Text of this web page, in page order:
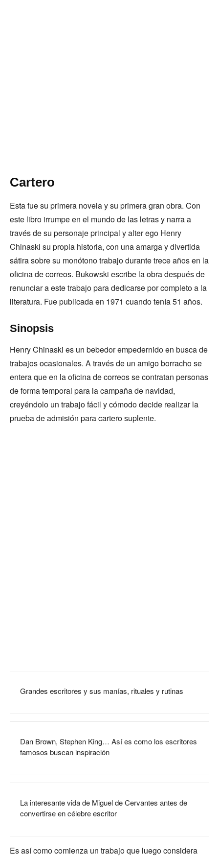
Cartero
Esta fue su primera novela y su primera gran obra. Con
este libro irrumpe en el mundo de las letras y narra a
través de su personaje principal y alter ego Henry
Chinaski su propia historia, con una amarga y divertida
sátira sobre su monótono trabajo durante trece años en la
oficina de correos. Bukowski escribe la obra después de
renunciar a este trabajo para dedicarse por completo a la
literatura. Fue publicada en 1971 cuando tenía 51 años.
Sinopsis
Henry Chinaski es un bebedor empedernido en busca de
trabajos ocasionales. A través de un amigo borracho se
entera que en la oficina de correos se contratan personas
de forma temporal para la campaña de navidad,
creyéndolo un trabajo fácil y cómodo decide realizar la
prueba de admisión para cartero suplente.
Grandes escritores y sus manías, rituales y rutinas
Dan Brown, Stephen King… Así es como los escritores
famosos buscan inspiración
La interesante vida de Miguel de Cervantes antes de
convertirse en célebre escritor
Es así como comienza un trabajo que luego considera